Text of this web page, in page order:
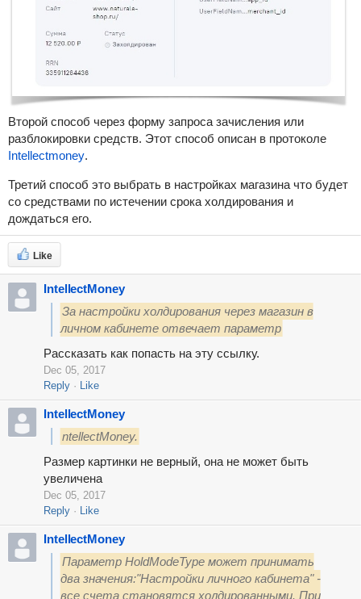
Второй способ через форму запроса зачисления или
разблокировки средств. Этот способ описан в протоколе
Intellectmoney.
Третий способ это выбрать в настройках магазина что будет
со средствами по истечении срока холдирования и
дождаться его.
Like
IntellectMoney
За настройки холдирования через магазин в
личном кабинете отвечает параметр
Рассказать как попасть на эту ссылку.
Dec 05, 2017
Reply
Like
IntellectMoney
ntellectMoney.
Размер картинки не верный, она не может быть
увеличена
Dec 05, 2017
Reply
Like
IntellectMoney
Параметр HoldModeType может принимать
два значения:"Настройки личного кабинета" -
все счета становятся холдированными. При